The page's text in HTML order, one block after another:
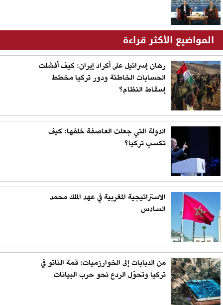
المواضيع الأكثر قراءة
رهان إسرائيل على أكراد إيران: كيف أفشلت
الحسابات الخاطئة ودور تركيا مخطط
إسقاط النظام؟
الدولة التي جعلت العاصفة خلفها: كيف
تكسب تركيا؟
الاستراتيجية المغربية في عهد الملك محمد
السادس
من الدبابات إلى الخوارزميات: قمة الناتو في
تركيا وتحوّل الردع نحو حرب البيانات